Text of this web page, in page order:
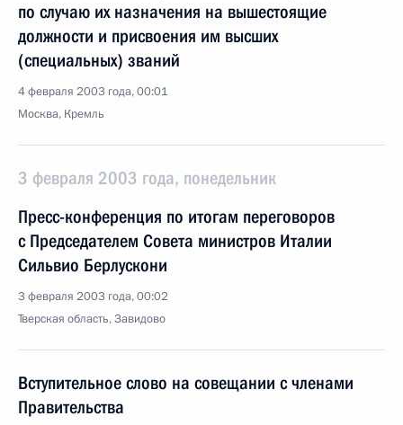
по случаю их назначения на вышестоящие
должности и присвоения им высших
(специальных) званий
4 февраля 2003 года, 00:01
Москва, Кремль
3 февраля 2003 года, понедельник
Пресс-конференция по итогам переговоров
с Председателем Совета министров Италии
Сильвио Берлускони
3 февраля 2003 года, 00:02
Тверская область, Завидово
Вступительное слово на совещании с членами
Правительства